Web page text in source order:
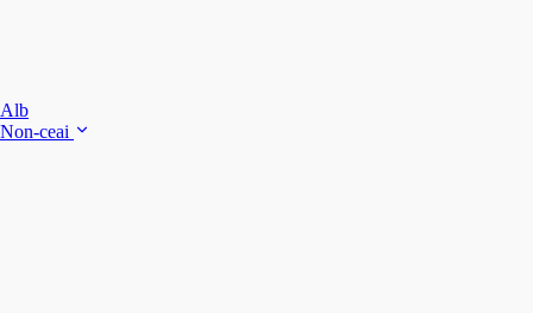
Alb
Non-ceai